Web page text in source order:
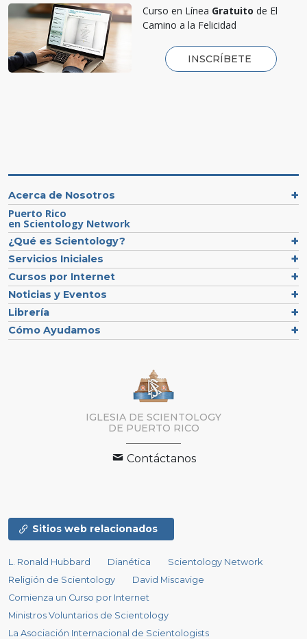
Curso en Línea Gratuito de El
Camino a la Felicidad
INSCRÍBETE
Acerca de Nosotros
Puerto Rico
en Scientology Network
¿Qué es Scientology?
Servicios Iniciales
Cursos por Internet
Noticias y Eventos
Librería
Cómo Ayudamos
IGLESIA DE SCIENTOLOGY
DE PUERTO RICO
Contáctanos
Sitios web relacionados
L. Ronald Hubbard Dianética
Scientology Network
Religión de Scientology
David Miscavige
Comienza un Curso por Internet
Ministros Voluntarios de Scientology
La Asociación Internacional de Scientologists